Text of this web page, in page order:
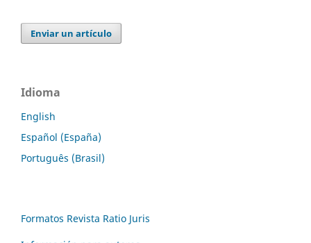
Enviar un artículo
Idioma
English
Español (España)
Português (Brasil)
Formatos Revista Ratio Juris